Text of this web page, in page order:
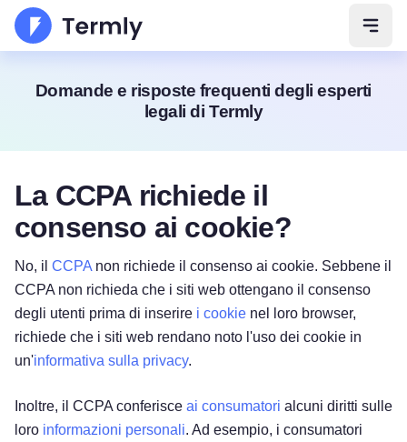
Apri
Domande e risposte frequenti degli esperti
legali di Termly
La CCPA richiede il
consenso ai cookie?
No, il CCPA non richiede il consenso ai cookie. Sebbene il
CCPA non richieda che i siti web ottengano il consenso
degli utenti prima di inserire i cookie nel loro browser,
richiede che i siti web rendano noto l'uso dei cookie in
un'informativa sulla privacy.
Inoltre, il CCPA conferisce ai consumatori alcuni diritti sulle
loro informazioni personali. Ad esempio, i consumatori